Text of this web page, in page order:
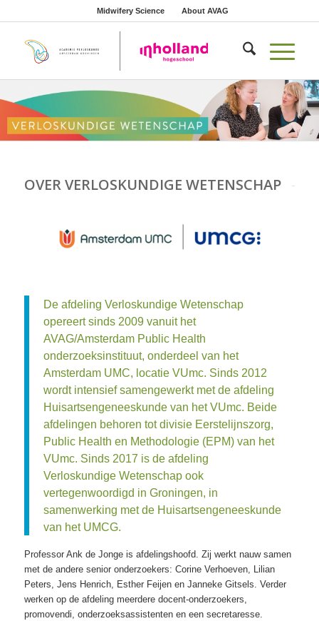
Midwifery Science About AVAG
OVER VERLOSKUNDIGE WETENSCHAP
De afdeling Verloskundige Wetenschap
opereert sinds 2009 vanuit het
AVAG/Amsterdam Public Health
onderzoeksinstituut, onderdeel van het
Amsterdam UMC, locatie VUmc. Sinds 2012
wordt intensief samengewerkt met de afdeling
Huisartsengeneeskunde van het VUmc. Beide
afdelingen behoren tot divisie Eerstelijnszorg,
Public Health en Methodologie (EPM) van het
VUmc. Sinds 2017 is de afdeling
Verloskundige Wetenschap ook
vertegenwoordigd in Groningen, in
samenwerking met de Huisartsengeneeskunde
van het UMCG.
Professor Ank de Jonge is afdelingshoofd. Zij werkt nauw samen
met de andere senior onderzoekers: Corine Verhoeven, Lilian
Peters, Jens Henrich, Esther Feijen en Janneke Gitsels. Verder
werken op de afdeling meerdere docent-onderzoekers,
promovendi, onderzoeksassistenten en een secretaresse.